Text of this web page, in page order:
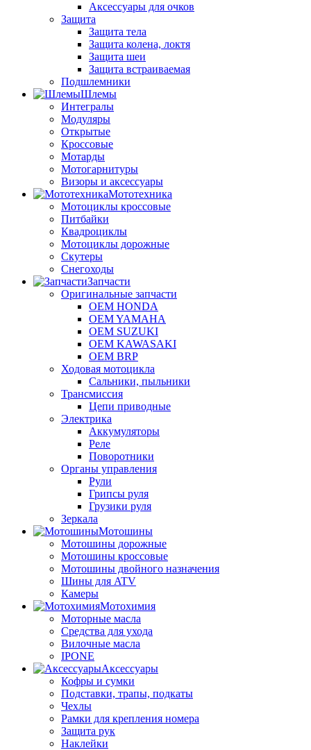
Аксессуары для очков
Защита
Защита тела
Защита колена, локтя
Защита шеи
Защита встраиваемая
Подшлемники
Шлемы
Интегралы
Модуляры
Открытые
Кроссовые
Мотарды
Мотогарнитуры
Визоры и аксессуары
Мототехника
Мотоциклы кроссовые
Питбайки
Квадроциклы
Мотоциклы дорожные
Скутеры
Снегоходы
Запчасти
Оригинальные запчасти
OEM HONDA
OEM YAMAHA
OEM SUZUKI
OEM KAWASAKI
OEM BRP
Ходовая мотоцикла
Сальники, пыльники
Трансмиссия
Цепи приводные
Электрика
Аккумуляторы
Реле
Поворотники
Органы управления
Рули
Грипсы руля
Грузики руля
Зеркала
Мотошины
Мотошины дорожные
Мотошины кроссовые
Мотошины двойного назначения
Шины для ATV
Камеры
Мотохимия
Моторные масла
Средства для ухода
Вилочные масла
IPONE
Аксессуары
Кофры и сумки
Подставки, трапы, подкаты
Чехлы
Рамки для крепления номера
Защита рук
Наклейки